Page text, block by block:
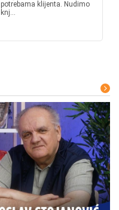
potrebama klijenta. Nudimo
knj...